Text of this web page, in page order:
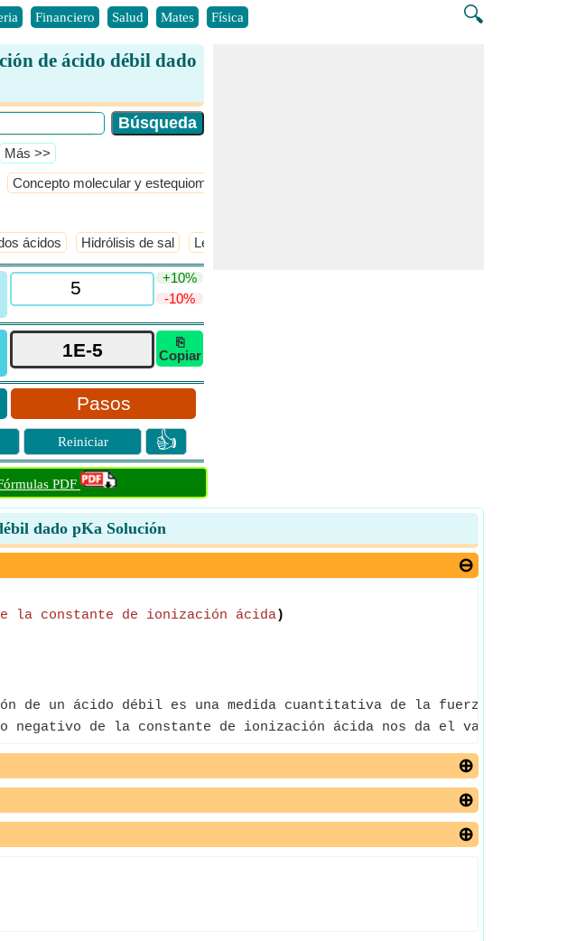
🔍
Financiero Salud Mates Física
de ácido débil dado
​Más >>
Concepto molecular y estequiometría
ácidos Hidrólisis de sal Ley de dilución de Ostwald
+10%
-10%
⎘
Copiar
Pasos
Reiniciar 👍
PDF
dado pKa Solución
la constante de ionización ácida)
de un ácido débil es una medida cuantitativa de la fuerza de un
negativo de la constante de ionización ácida nos da el valor de la